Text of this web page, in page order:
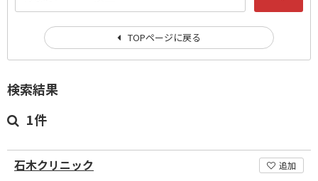
検索結果
1件
石木クリニック 追加
TOPページに戻る